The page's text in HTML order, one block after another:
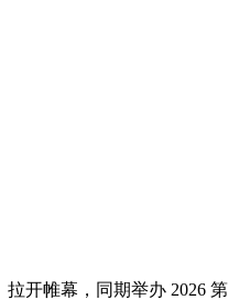
开帷幕，同期举办 2026